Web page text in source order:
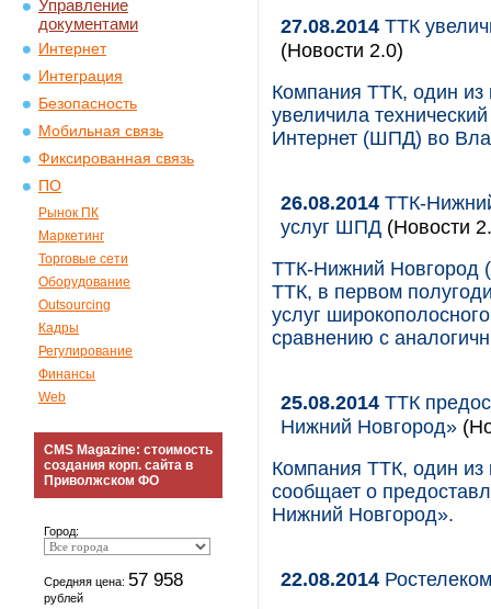
Управление
документами
Интернет
Интеграция
Безопасность
Мобильная связь
Фиксированная связь
ПО
Рынок ПК
Маркетинг
Торговые сети
Оборудование
Outsourcing
Кадры
Регулирование
Финансы
Web
CMS Magazine: стоимость
создания корп. сайта в
Приволжском ФО
Город:
Средняя цена: 57 958
рублей
27.08.2014 ТТК
(Новости 2.0)
Компания ТТК, один из
увеличила
Интернет (ШПД) во
26.08.2014 ТТК-
услуг ШПД (Новости
ТТК-Нижний Новгород
ТТК, в первом
услуг
сравнению с
25.08.2014 ТТК
Нижний Новгород»
Компания ТТК, один из
сообщает о
Нижний Новгород».
22.08.2014